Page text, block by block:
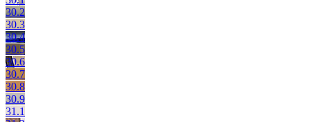
30.2
30.3
30.4
30.5
30.6
30.7
30.8
30.9
31.1